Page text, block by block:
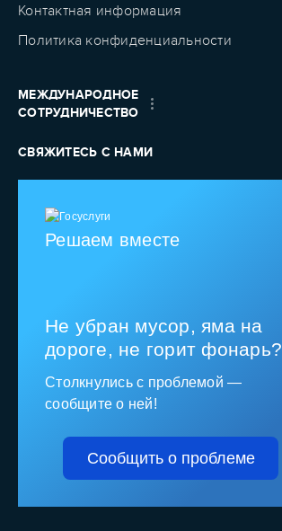
Контактная информация
Политика конфиденциальности
МЕЖДУНАРОДНОЕ
СОТРУДНИЧЕСТВО
СВЯЖИТЕСЬ С НАМИ
Решаем вместе
Не убран мусор, яма на
дороге, не горит фонарь?
Столкнулись с проблемой —
сообщите о ней!
Сообщить о проблеме